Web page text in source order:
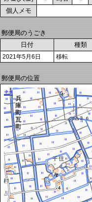
個人メモ
郵便局のうごき
日付
種類
2021年5月6日 移転
郵便局の位置